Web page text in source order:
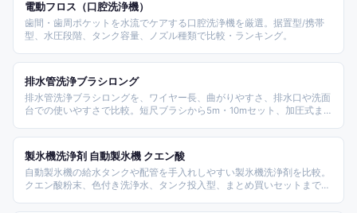
電動フロス（口腔洗浄機）
歯間・歯周ポケットを水流でケアする口腔洗浄機を厳選。据置型/携帯
型、水圧段階、タンク容量、ノズル種類で比較・ランキング。
排水管洗浄ブラシロング
排水管洗浄ブラシロングを、ワイヤー長、曲がりやすさ、排水口や洗面
台での使いやすさで比較。短尺ブラシから5m・10mセット、加圧式ま
製氷機洗浄剤 自動製氷機 クエン酸
自動製氷機の給水タンクや配管を手入れしやすい製氷機洗浄剤を比較。
クエン酸粉末、色付き洗浄水、タンク投入型、まとめ買いセットまで、